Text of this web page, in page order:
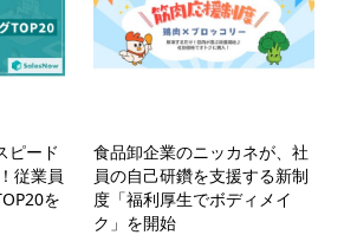
ピード
従業員
を
食品卸企業のニッカネが、社
員の自己研鑽を支援する新制
度「福利厚生でボディメイ
ク」を開始